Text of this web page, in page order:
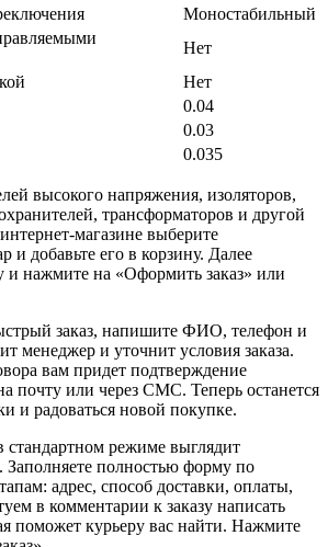
Моностабильный
Нет
Нет
0.04
0.03
0.035
высокого напряжения, изоляторов,
трансформаторов и другой
магазине выберите
и добавьте его в корзину. Далее
и нажмите на «Оформить заказ» или
заказ, напишите ФИО, телефон и
менеджер и уточнит условия заказа.
вам придет подтверждение
почту или через СМС. Теперь останется
и радоваться новой покупке.
стандартном режиме выглядит
полностью форму по
адрес, способ доставки, оплаты,
в комментарии к заказу написать
поможет курьеру вас найти. Нажмите